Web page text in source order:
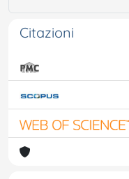
Citazioni